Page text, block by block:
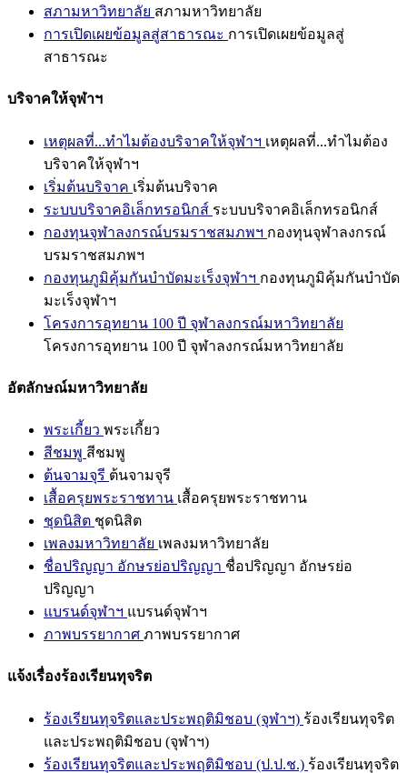
สภามหาวิทยาลัย สภามหาวิทยาลัย
การเปิดเผยข้อมูลสู่สาธารณะ การเปิดเผยข้อมูลสู่
สาธารณะ
บริจาคให้จุฬาฯ
เหตุผลที่...ทำไมต้องบริจาคให้จุฬาฯ เหตุผลที่...ทำไมต้อง
บริจาคให้จุฬาฯ
เริ่มต้นบริจาค เริ่มต้นบริจาค
ระบบบริจาคอิเล็กทรอนิกส์ ระบบบริจาคอิเล็กทรอนิกส์
กองทุนจุฬาลงกรณ์บรมราชสมภพฯ กองทุนจุฬาลงกรณ์
บรมราชสมภพฯ
กองทุนภูมิคุ้มกันบำบัดมะเร็งจุฬาฯ กองทุนภูมิคุ้มกันบำบัด
มะเร็งจุฬาฯ
โครงการอุทยาน 100 ปี จุฬาลงกรณ์มหาวิทยาลัย
โครงการอุทยาน 100 ปี จุฬาลงกรณ์มหาวิทยาลัย
อัตลักษณ์มหาวิทยาลัย
พระเกี้ยว พระเกี้ยว
สีชมพู สีชมพู
ต้นจามจุรี ต้นจามจุรี
เสื้อครุยพระราชทาน เสื้อครุยพระราชทาน
ชุดนิสิต ชุดนิสิต
เพลงมหาวิทยาลัย เพลงมหาวิทยาลัย
ชื่อปริญญา อักษรย่อปริญญา ชื่อปริญญา อักษรย่อ
ปริญญา
แบรนด์จุฬาฯ แบรนด์จุฬาฯ
ภาพบรรยากาศ ภาพบรรยากาศ
แจ้งเรื่องร้องเรียนทุจริต
ร้องเรียนทุจริตและประพฤติมิชอบ (จุฬาฯ) ร้องเรียนทุจริต
และประพฤติมิชอบ (จุฬาฯ)
ร้องเรียนทุจริตและประพฤติมิชอบ (ป.ป.ช.) ร้องเรียนทุจริต